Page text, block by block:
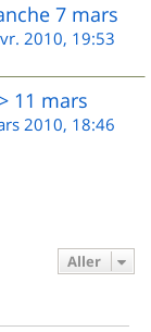
7 mars
2010, 19:53
11 mars
2010, 18:46
Aller